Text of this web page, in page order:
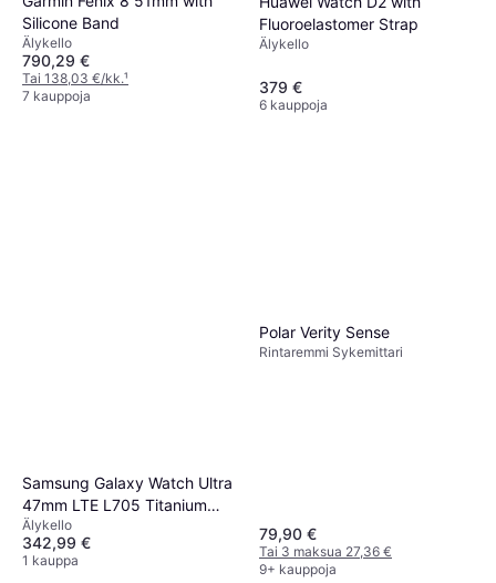
Silicone Band
Älykello
790,29 €
Tai 138,03 €/kk.¹
7 kauppoja
Fluoroelastomer Strap
Älykello
379 €
6 kauppoja
Samsung Galaxy Watch Ultra
47mm LTE L705 Titanium
Gray
Älykello
342,99 €
1 kauppa
Polar Verity Sense
Rintaremmi Sykemittari
79,90 €
Tai 3 maksua 27,36 €
9+ kauppoja